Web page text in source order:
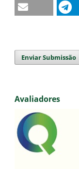
Enviar Submissão
Avaliadores